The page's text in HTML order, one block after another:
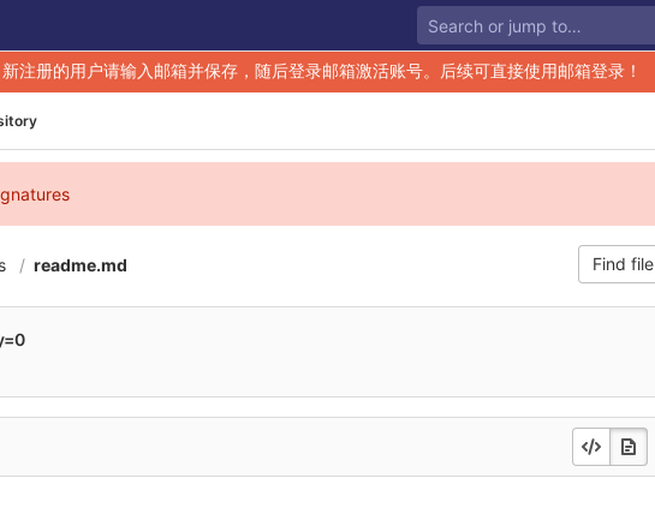
新注册的用户请输入邮箱并保存，随后登录邮箱激活账号。后续可直接使用邮箱登录！
readme.md Find file